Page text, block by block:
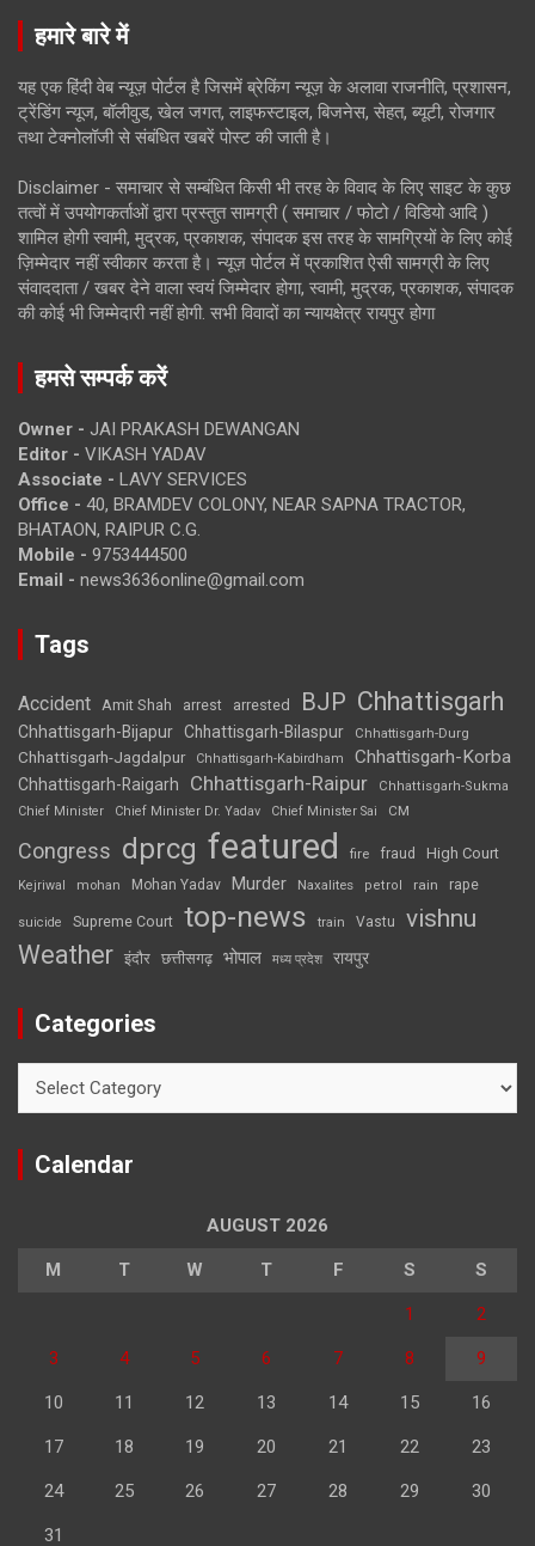
हमारे बारे में
यह एक हिंदी वेब न्यूज़ पोर्टल है जिसमें ब्रेकिंग न्यूज़ के अलावा राजनीति, प्रशासन,
ट्रेंडिंग न्यूज, बॉलीवुड, खेल जगत, लाइफस्टाइल, बिजनेस, सेहत, ब्यूटी, रोजगार
तथा टेक्नोलॉजी से संबंधित खबरें पोस्ट की जाती है।
Disclaimer - समाचार से सम्बंधित किसी भी तरह के विवाद के लिए साइट के कुछ
तत्वों में उपयोगकर्ताओं द्वारा प्रस्तुत सामग्री ( समाचार / फोटो / विडियो आदि )
शामिल होगी स्वामी, मुद्रक, प्रकाशक, संपादक इस तरह के सामग्रियों के लिए कोई
ज़िम्मेदार नहीं स्वीकार करता है। न्यूज़ पोर्टल में प्रकाशित ऐसी सामग्री के लिए
संवाददाता / खबर देने वाला स्वयं जिम्मेदार होगा, स्वामी, मुद्रक, प्रकाशक, संपादक
की कोई भी जिम्मेदारी नहीं होगी. सभी विवादों का न्यायक्षेत्र रायपुर होगा
हमसे सम्पर्क करें
Owner - JAI PRAKASH DEWANGAN
Editor - VIKASH YADAV
Associate - LAVY SERVICES
Office - 40, BRAMDEV COLONY, NEAR SAPNA TRACTOR,
BHATAON, RAIPUR C.G.
Mobile - 9753444500
Email - news3636online@gmail.com
Tags
Accident Amit Shah arrest arrested BJP Chhattisgarh
Chhattisgarh-Bijapur Chhattisgarh-Bilaspur Chhattisgarh-Durg
Chhattisgarh-Jagdalpur Chhattisgarh-Kabirdham Chhattisgarh-Korba
Chhattisgarh-Raigarh Chhattisgarh-Raipur
Chhattisgarh-Sukma
Chief Minister
Chief Minister Dr. Yadav Chief Minister Sai CM
Congress dprcg featured fire fraud High Court
Kejriwal mohan Mohan Yadav Murder Naxalites petrol rain rape
suicide Supreme Court top-news train Vastu vishnu
Weather इंदौर छत्तीसगढ़ भोपाल मध्य प्रदेश रायपुर
Categories
Calendar
AUGUST 2026
M T W T F S S
1 2
3 4 5 6 7 8 9
10 11 12 13 14 15 16
17 18 19 20 21 22 23
24 25 26 27 28 29 30
31